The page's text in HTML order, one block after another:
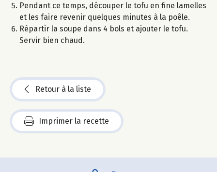
Pendant ce temps, découper le tofu en fine lamelles
et les faire revenir quelques minutes à la poêle.
Répartir la soupe dans 4 bols et ajouter le tofu.
Servir bien chaud.
Retour à la liste
Imprimer la recette